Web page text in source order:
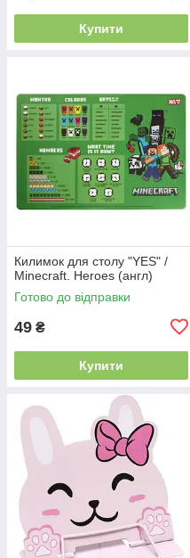
Купити
Килимок для столу "YES" /
Minecraft. Heroes (англ)
Готово до відправки
49 ₴
Купити